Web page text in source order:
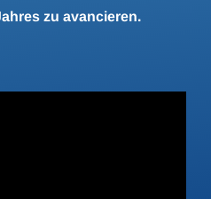
zu avancieren.